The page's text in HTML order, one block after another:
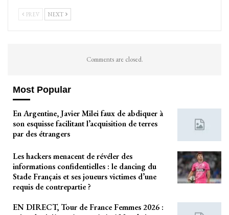
PREV NEXT
Comments are closed.
Most Popular
En Argentine, Javier Milei faux de abdiquer à
son esquisse facilitant l’acquisition de terres
par des étrangers
Les hackers menacent de révéler des
informations confidentielles : le dancing du
Stade Français et ses joueurs victimes d’une
requis de contrepartie ?
EN DIRECT, Tour de France Femmes 2026 :